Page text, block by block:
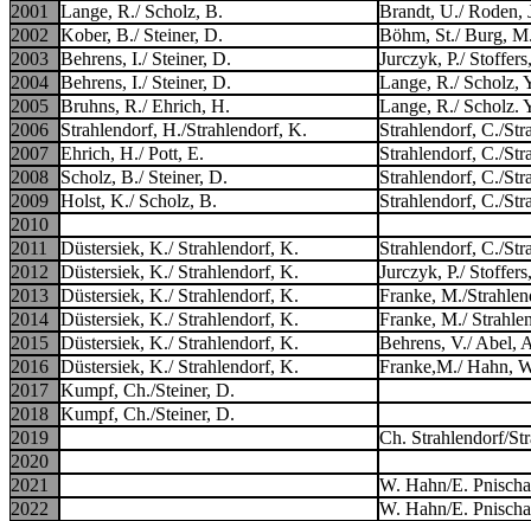
2001
Lange, R./ Scholz, B.
Brandt, U./ Roden,
2002
Kober, B./ Steiner, D.
Böhm, St./ Burg,
2003 Behrens, I./ Steiner, D.
Jurczyk, P./
2004 Behrens, I./ Steiner, D.
Lange, R./ Scholz,
2005 Bruhns, R./ Ehrich, H.
Lange, R./ Scholz.
2006
Strahlendorf, H./Strahlendorf, K.
Strahlendorf, C./
2007 Ehrich, H./ Pott, E.
Strahlendorf, C./
2008
Scholz, B./ Steiner, D.
Strahlendorf, C./
2009 Holst, K./ Scholz, B.
Strahlendorf, C./
2010
2011
Düstersiek, K./ Strahlendorf, K.
Strahlendorf, C./
2012
Düstersiek, K./ Strahlendorf, K.
Jurczyk, P./
2013 Düstersiek, K./ Strahlendorf, K.
Franke, M./
2014 Düstersiek, K./ Strahlendorf, K.
Franke, M./
2015 Düstersiek, K./ Strahlendorf, K.
Behrens, V./ Abel,
2016 Düstersiek, K./ Strahlendorf, K.
Franke,M./ Hahn,
2017 Kumpf, Ch./Steiner, D.
2018 Kumpf, Ch./Steiner, D.
2019
Ch. Strahlendorf/
2020
2021
W. Hahn/E.
2022
W. Hahn/E.